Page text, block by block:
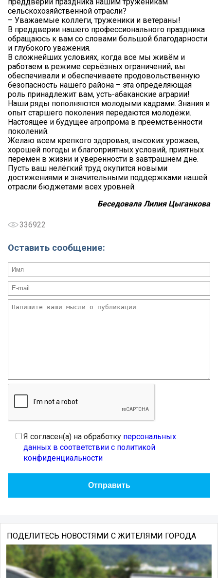
сельскохозяйственной отрасли?
– Уважаемые коллеги, труженики и ветераны!
В преддверии нашего профессионального праздника
обращаюсь к вам со словами большой благодарности
и глубокого уважения.
В сложнейших условиях, когда все мы живём и
работаем в режиме серьёзных ограничений, вы
обеспечивали и обеспечиваете продовольственную
безопасность нашего района – эта определяющая
роль принадлежит вам, усть-абаканские аграрии!
Наши ряды пополняются молодыми кадрами. Знания и
опыт старшего поколения передаются молодёжи.
Настоящее и будущее агропрома в преемственности
поколений.
Желаю всем крепкого здоровья, высоких урожаев,
хорошей погоды и благоприятных условий, приятных
перемен в жизни и уверенности в завтрашнем дне.
Пусть ваш нелёгкий труд окупится новыми
достижениями и значительными поддержками нашей
отрасли бюджетами всех уровней.
Беседовала Лилия Цыганкова
336922
Оставить сообщение:
Я согласен(а) на обработку персональных
данных в соответствии с политикой
конфиденциальности
ПОДЕЛИТЕСЬ НОВОСТЯМИ С ЖИТЕЛЯМИ ГОРОДА